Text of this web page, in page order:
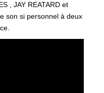
, JAY REATARD et
son si personnel à deux